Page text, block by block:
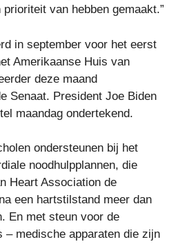
van hebben gemaakt.”
in september voor het eerst
Amerikaanse Huis van
deze maand
Senaat. President Joe Biden
maandag ondertekend.
ondersteunen bij het
noodhulpplannen, die
Heart Association de
een hartstilstand meer dan
En met steun voor de
– medische apparaten die zijn